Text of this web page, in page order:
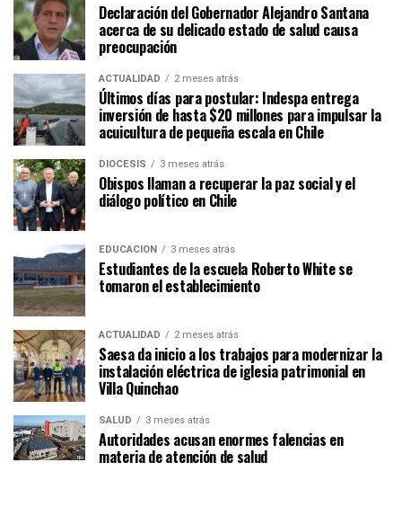
Declaración del Gobernador Alejandro Santana
acerca de su delicado estado de salud causa
preocupación
ACTUALIDAD 2 meses atrás
Últimos días para postular: Indespa entrega
inversión de hasta $20 millones para impulsar la
acuicultura de pequeña escala en Chile
DIÓCESIS 3 meses atrás
Obispos llaman a recuperar la paz social y el
diálogo político en Chile
EDUCACIÓN 3 meses atrás
Estudiantes de la escuela Roberto White se
tomaron el establecimiento
ACTUALIDAD 2 meses atrás
Saesa da inicio a los trabajos para modernizar la
instalación eléctrica de iglesia patrimonial en
Villa Quinchao
SALUD 3 meses atrás
Autoridades acusan enormes falencias en
materia de atención de salud